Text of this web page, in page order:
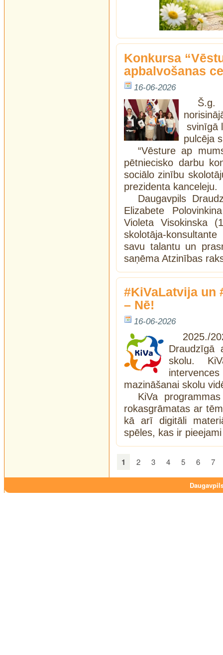
Konkursa
apbalvošanas
16-06-2026
Š.g.
svinīgā
pulcēja
“Vēsture ap
pētniecisko darbu
sociālo zinību
prezidenta kanceleju.
Daugavpils
Elizabete
Violeta Visokinska
skolotāja-
savu talantu un
saņēma Atzinības
#KiVaLatvija un
– Nē!
16-06-2026
2025./
Draudzīgā
skolu.
mazināšanai skolu
KiVa
rokasgrāmatas ar
kā arī digitāli
spēles, kas ir
1 2 3 4 5 6 7